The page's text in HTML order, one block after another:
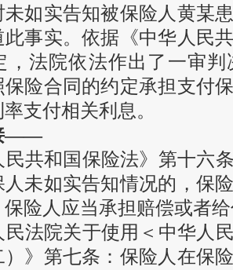
未如实告知被保险人黄某
此事实。依据《中华人民
，法院依法作出了一审
保险合同的约定承担支付
支付相关利息。
——
共和国保险法》第十六
人未如实告知情况的，保
保险人应当承担赔偿或者
法院关于使用＜中华人
）》第七条：保险人在保